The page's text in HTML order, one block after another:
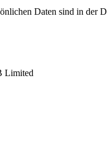
Daten sind in der
Limited